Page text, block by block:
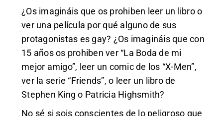
¿Os imagináis que os prohiben leer un libro o
ver una película por qué alguno de sus
protagonistas es gay? ¿Os imagináis que con
15 años os prohiben ver “La Boda de mi
mejor amigo”, leer un comic de los “X-Men”,
ver la serie “Friends”, o leer un libro de
Stephen King o Patricia Highsmith?
No sé si sois conscientes de lo peligroso que